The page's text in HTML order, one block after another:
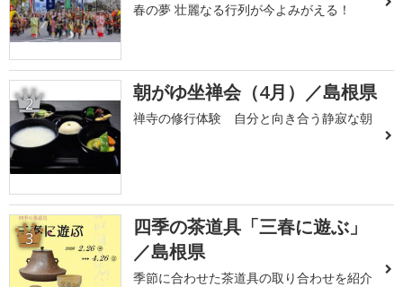
春の夢 壮麗なる行列が今よみがえる！
2 朝がゆ坐禅会（4月）／島根県
禅寺の修行体験 自分と向き合う静寂な朝
3
四季の茶道具「三春に遊ぶ」
／島根県
季節に合わせた茶道具の取り合わせを紹介